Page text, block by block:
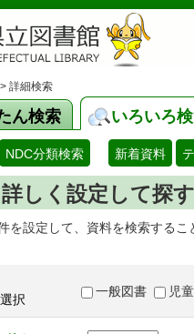
詳細検索
ん検索 いろいろ
NDC分類検索 新着資料
しく設定して探す
を設定して、資料を検索するこ
択
一般図書 児童